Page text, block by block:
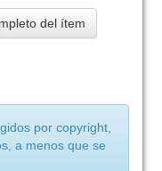
del ítem
por copyright,
a menos que se